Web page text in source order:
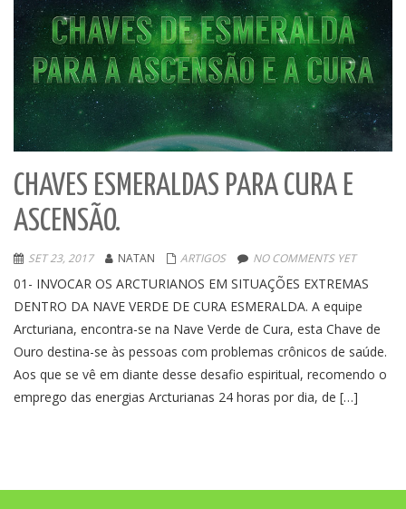
CHAVES ESMERALDAS PARA CURA E
ASCENSÃO.
SET 23, 2017 NATAN ARTIGOS NO COMMENTS YET
01- INVOCAR OS ARCTURIANOS EM SITUAÇÕES EXTREMAS
DENTRO DA NAVE VERDE DE CURA ESMERALDA. A equipe
Arcturiana, encontra-se na Nave Verde de Cura, esta Chave de
Ouro destina-se às pessoas com problemas crônicos de saúde.
Aos que se vê em diante desse desafio espiritual, recomendo o
emprego das energias Arcturianas 24 horas por dia, de […]